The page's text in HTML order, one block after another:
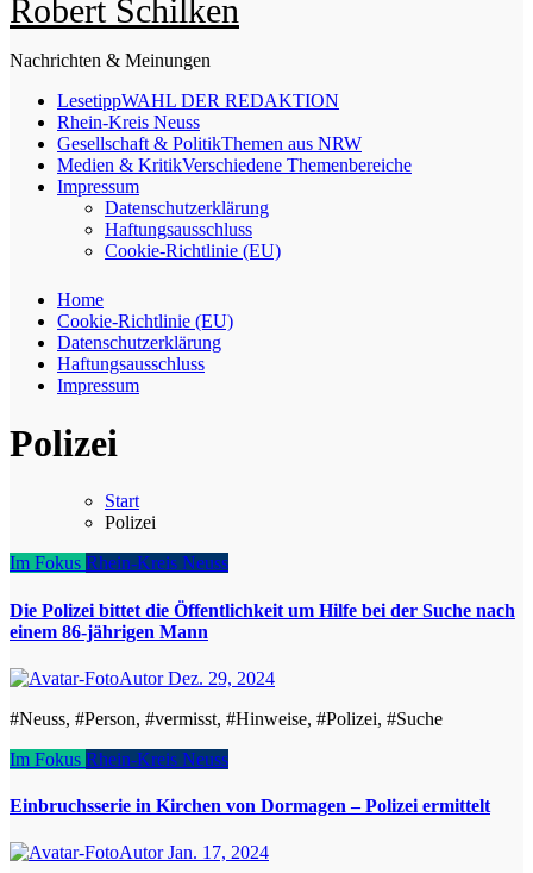
Robert Schilken
Nachrichten & Meinungen
LesetippWAHL DER REDAKTION
Rhein-Kreis Neuss
Gesellschaft & PolitikThemen aus NRW
Medien & KritikVerschiedene Themenbereiche
Impressum
Datenschutzerklärung
Haftungsausschluss
Cookie-Richtlinie (EU)
Home
Cookie-Richtlinie (EU)
Datenschutzerklärung
Haftungsausschluss
Impressum
Polizei
Start
Polizei
Im Fokus Rhein-Kreis Neuss
Die Polizei bittet die Öffentlichkeit um Hilfe bei der Suche nach
einem 86-jährigen Mann
AutorDez. 29, 2024
#Neuss, #Person, #vermisst, #Hinweise, #Polizei, #Suche
Im Fokus Rhein-Kreis Neuss
Einbruchsserie in Kirchen von Dormagen – Polizei ermittelt
AutorJan. 17, 2024